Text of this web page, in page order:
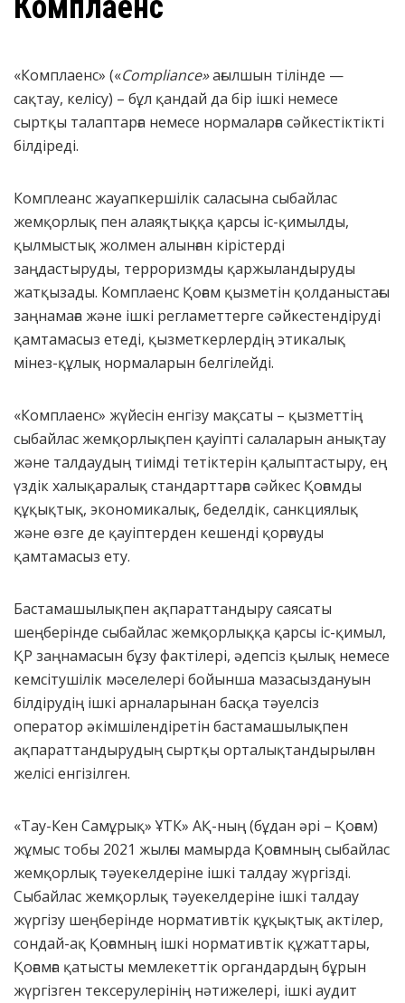
«Комплаенс» («Compliance»ағылшын тілінде —
сақтау, келісу) – бұл қандай да бір ішкі немесе
сыртқы талаптарға немесе нормаларға сәйкестіктікті
білдіреді.
Комплеанс жауапкершілік саласына сыбайлас
жемқорлық пен алаяқтыққа қарсы іс-қимылды,
қылмыстық жолмен алынған кірістерді
заңдастыруды, терроризмды қаржыландыруды
жатқызады. Комплаенс Қоғам қызметін қолданыстағы
заңнамаға және ішкі регламеттерге сәйкестендіруді
қамтамасыз етеді, қызметкерлердің этикалық
мінез-құлық нормаларын белгілейді.
«Комплаенс» жүйесін енгізу мақсаты – қызметтің
сыбайлас жемқорлықпен қауіпті салаларын анықтау
және талдаудың тиімді тетіктерін қалыптастыру, ең
үздік халықаралық стандарттарға сәйкес Қоғамды
құқықтық, экономикалық, беделдік, санкциялық
және өзге де қауіптерден кешенді қорғауды
қамтамасыз ету.
Бастамашылықпен ақпараттандыру саясаты
шеңберінде сыбайлас жемқорлыққа қарсы іс-қимыл,
ҚР заңнамасын бұзу фактілері, әдепсіз қылық немесе
кемсітушілік мәселелері бойынша мазасыздануын
білдірудің ішкі арналарынан басқа тәуелсіз
оператор әкімшілендіретін бастамашылықпен
ақпараттандырудың сыртқы орталықтандырылған
желісі енгізілген.
«Тау-Кен Самұрық» ҰТК» АҚ-ның (бұдан әрі – Қоғам)
жұмыс тобы 2021 жылғы мамырда Қоғамның сыбайлас
жемқорлық тәуекелдеріне ішкі талдау жүргізді.
Сыбайлас жемқорлық тәуекелдеріне ішкі талдау
жүргізу шеңберінде нормативтік құқықтық актілер,
сондай-ақ Қоғамның ішкі нормативтік құжаттары,
Қоғамға қатысты мемлекеттік органдардың бұрын
жүргізген тексерулерінің нәтижелері, ішкі аудит